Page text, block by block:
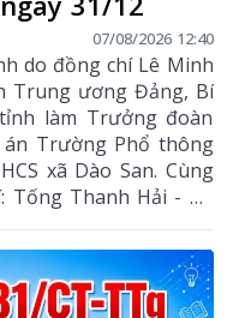
07/08/2026 12:40
do đồng chí Lê Minh
Trung ương Đảng, Bí
làm Trưởng đoàn
Trường Phổ thông
xã Dào San. Cùng
Thanh Hải - Uỷ
Chủ tịch Thường
viên Ban Thường vụ,
vận Tỉnh ủy; lãnh đạo
Dào San.